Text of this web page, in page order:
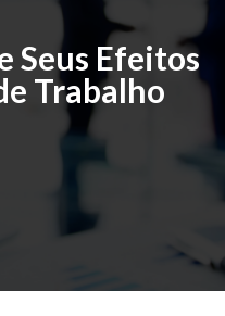
Seus Efeitos
Trabalho